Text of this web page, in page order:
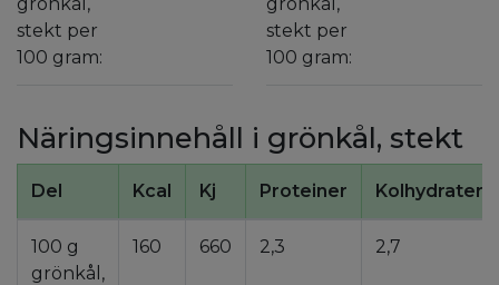
stekt per
100 gram:
stekt per
100 gram:
Näringsinnehåll i grönkål, stekt
Del Kcal Kj Proteiner Kolhydrater
100 g
grönkål,
160 660 2,3 2,7